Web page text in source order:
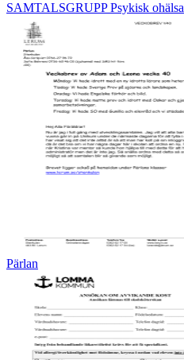
SAMTALSGRUPP Psykisk ohälsa
Pärlan